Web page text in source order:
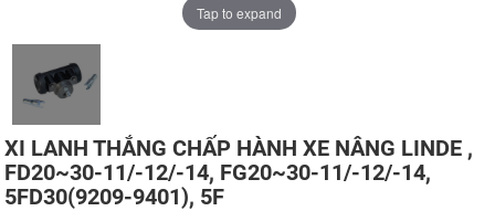
Tap to expand
XI LANH THẮNG CHẤP HÀNH XE NÂNG LINDE ,
FD20~30-11/-12/-14, FG20~30-11/-12/-14,
5FD30(9209-9401), 5F